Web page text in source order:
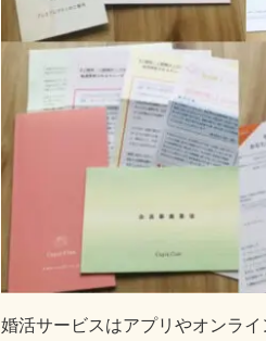
婚活サービスはアプリやオンライ